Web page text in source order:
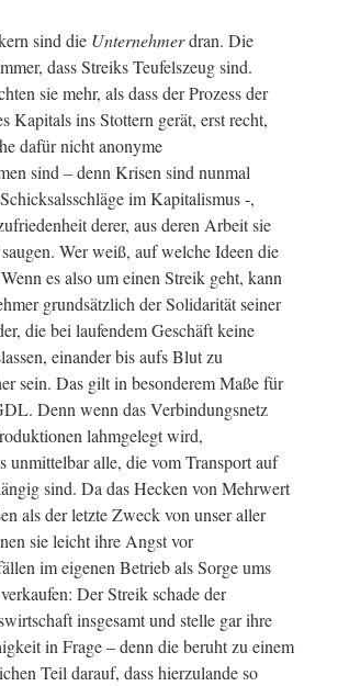
sind die Unternehmerdran. Die
dass Streiks Teufelszeug sind.
sie mehr, als dass der Prozess der
Kapitals ins Stottern gerät, erst recht,
dafür nicht anonyme
sind – denn Krisen sind nunmal
im Kapitalismus -,
derer, aus deren Arbeit sie
Wer weiß, auf welche Ideen die
es also um einen Streik geht, kann
grundsätzlich der Solidarität seiner
die bei laufendem Geschäft keine
einander bis aufs Blut zu
sein. Das gilt in besonderem Maße für
Denn wenn das Verbindungsnetz
lahmgelegt wird,
unmittelbar alle, die vom Transport auf
sind. Da das Hecken von Mehrwert
als der letzte Zweck von unser aller
sie leicht ihre Angst vor
im eigenen Betrieb als Sorge ums
Der Streik schade der
insgesamt und stelle gar ihre
in Frage – denn die beruht zu einem
Teil darauf, dass hierzulande so